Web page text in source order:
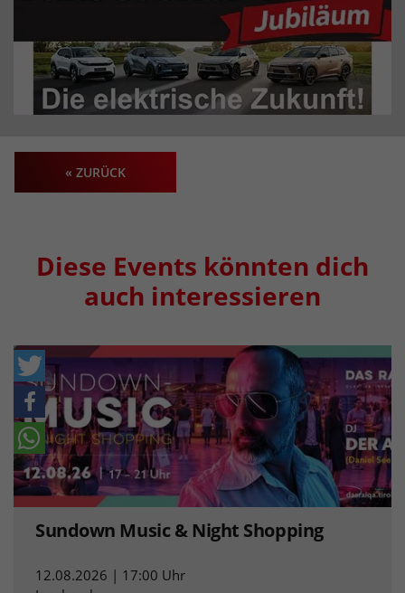
« ZURÜCK
Diese Events könnten dich
auch interessieren
Sundown Music & Night Shopping
12.08.2026 | 17:00 Uhr